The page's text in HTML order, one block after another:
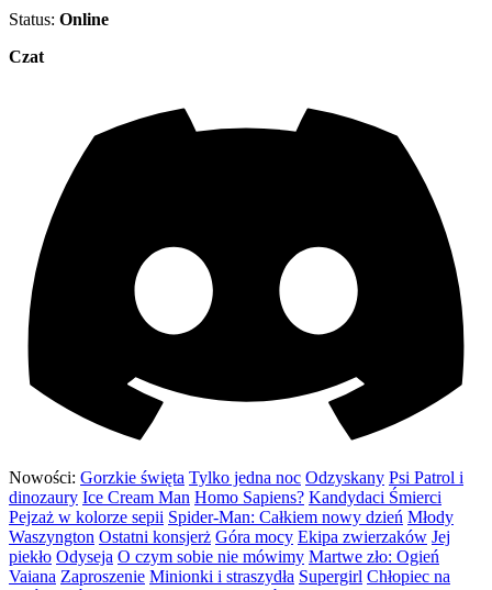
Status: Online
Czat
Nowości: Gorzkie święta Tylko jedna noc Odzyskany Psi Patrol i
dinozaury Ice Cream Man Homo Sapiens? Kandydaci Śmierci
Pejzaż w kolorze sepii Spider-Man: Całkiem nowy dzień Młody
Waszyngton Ostatni konsjerż Góra mocy Ekipa zwierzaków Jej
piekło Odyseja O czym sobie nie mówimy Martwe zło: Ogień
Vaiana Zaproszenie Minionki i straszydła Supergirl Chłopiec na